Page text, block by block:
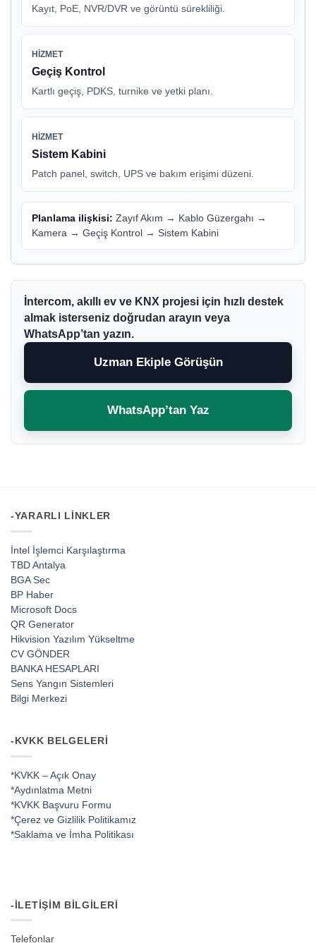
Kayıt, PoE, NVR/DVR ve görüntü sürekliliği.
HIZMET
Geçiş Kontrol
Kartlı geçiş, PDKS, turnike ve yetki planı.
HIZMET
Sistem Kabini
Patch panel, switch, UPS ve bakım erişimi düzeni.
Planlama ilişkisi: Zayıf Akım → Kablo Güzergahı →
Kamera → Geçiş Kontrol → Sistem Kabini
İntercom, akıllı ev ve KNX projesi için hızlı destek
almak isterseniz doğrudan arayın veya
WhatsApp’tan yazın.
Uzman Ekiple Görüşün
WhatsApp’tan Yaz
-YARARLI LINKLER
İntel İşlemci Karşılaştırma
TBD Antalya
BGA Sec
BP Haber
Microsoft Docs
QR Generator
Hikvision Yazılım Yükseltme
CV GÖNDER
BANKA HESAPLARI
Sens Yangın Sistemleri
Bilgi Merkezi
-KVKK BELGELERI
*KVKK – Açık Onay
*Aydınlatma Metni
*KVKK Başvuru Formu
*Çerez ve Gizlilik Politikamız
*Saklama ve İmha Politikası
-İLETIŞIM BILGILERI
Telefonlar